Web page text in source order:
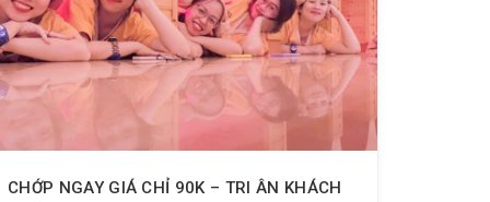
CHỚP NGAY GIÁ CHỈ 90K – TRI ÂN KHÁCH